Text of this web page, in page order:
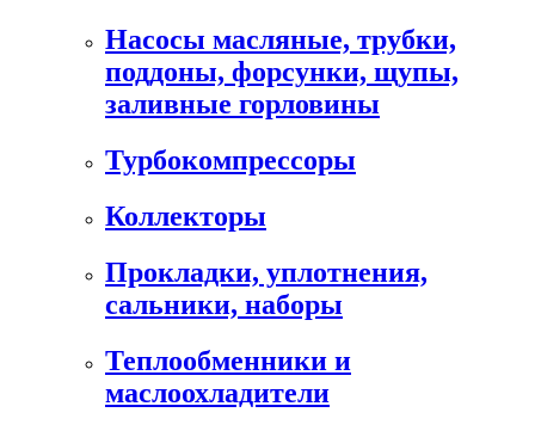
Насосы масляные, трубки,
поддоны, форсунки, щупы,
заливные горловины
Турбокомпрессоры
Коллекторы
Прокладки, уплотнения,
сальники, наборы
Теплообменники и
маслоохладители